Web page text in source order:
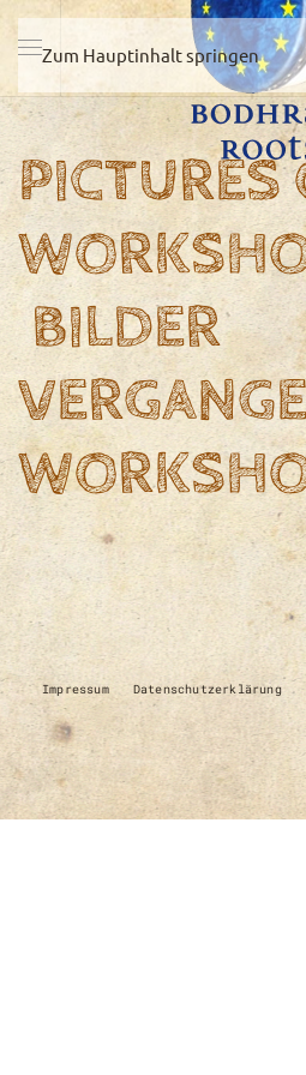
Zum Hauptinhalt springen
PICTURES
BILDER
Impressum Datenschutzerklärung